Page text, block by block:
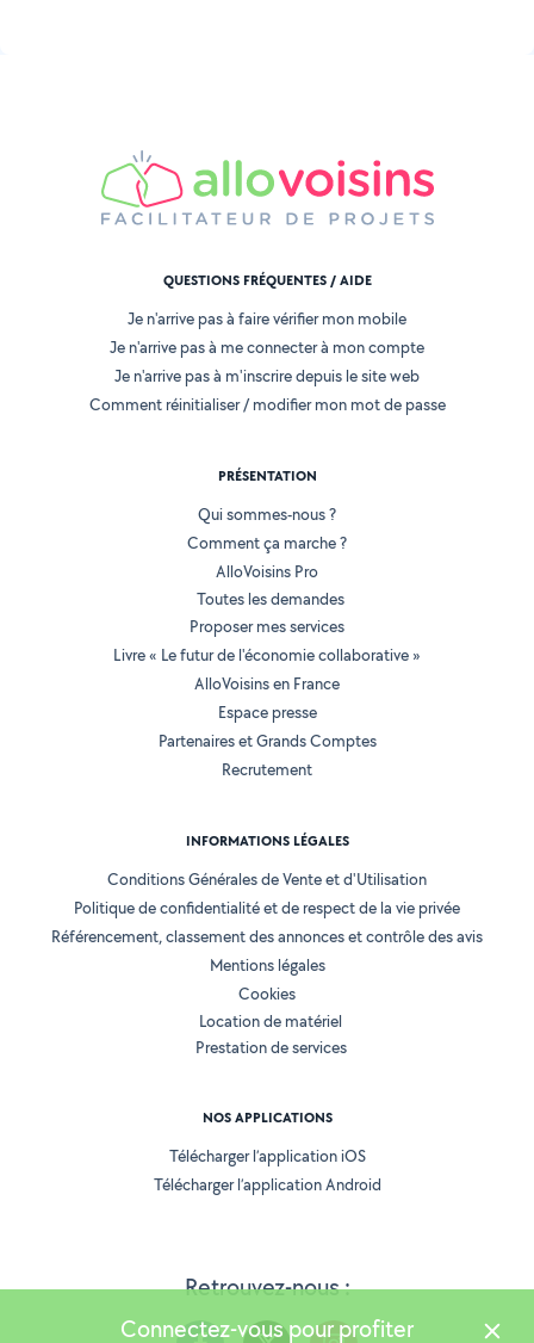
Retrouvez-nous :
QUESTIONS FRÉQUENTES / AIDE
Je n'arrive pas à faire vérifier mon mobile
Je n'arrive pas à me connecter à mon compte
Je n'arrive pas à m'inscrire depuis le site web
Comment réinitialiser / modifier mon mot de passe
PRÉSENTATION
Qui sommes-nous ?
Comment ça marche ?
AlloVoisins Pro
Toutes les demandes
Proposer mes services
Livre « Le futur de l'économie collaborative »
AlloVoisins en France
Espace presse
Partenaires et Grands Comptes
Recrutement
INFORMATIONS LÉGALES
Conditions Générales de Vente et d'Utilisation
Politique de confidentialité et de respect de la vie privée
Référencement, classement des annonces et contrôle des avis
Mentions légales
Cookies
Location de matériel
Prestation de services
NOS APPLICATIONS
Télécharger l’application iOS
Télécharger l’application Android
Connectez-vous pour profiter